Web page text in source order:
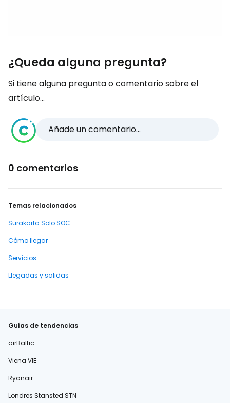
¿Queda alguna pregunta?
Si tiene alguna pregunta o comentario sobre el
artículo...
Añade un comentario...
0 comentarios
Temas relacionados
Surakarta Solo SOC
Cómo llegar
Servicios
Llegadas y salidas
Guías de tendencias
airBaltic
Viena VIE
Ryanair
Londres Stansted STN